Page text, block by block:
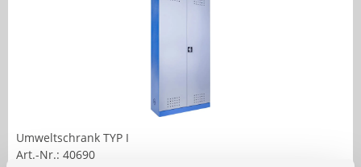
Umweltschrank TYP I
Art.-Nr.: 40690